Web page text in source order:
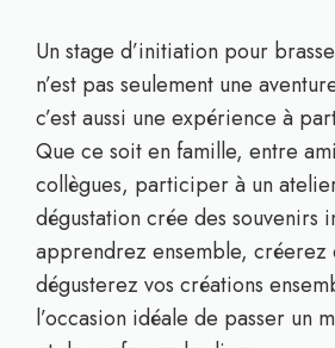
Un stage d’initiation pour
n’est pas seulement une
c’est aussi une expérience à
Que ce soit en famille, entre
collègues, participer à un
dégustation crée des souvenirs
apprendrez ensemble, créerez
dégusterez vos créations
l’occasion idéale de passer un